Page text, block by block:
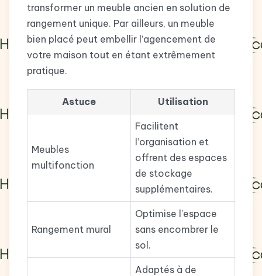
transformer un meuble ancien en solution de
rangement unique. Par ailleurs, un meuble
bien placé peut embellir l’agencement de
votre maison tout en étant extrêmement
pratique.
Astuce Utilisation
Meubles
multifonction
Facilitent
l’organisation et
offrent des espaces
de stockage
supplémentaires.
Rangement mural
Optimise l’espace
sans encombrer le
sol.
Adaptés à de